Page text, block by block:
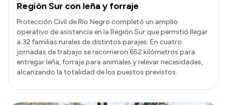
Región Sur con leña y forraje
Protección Civil de Río Negro completó un amplio
operativo de asistencia en la Región Sur que permitió llegar
a 32 familias rurales de distintos parajes. En cuatro
jornadas de trabajo se recorrieron 652 kilómetros para
entregar leña, forraje para animales y relevar necesidades,
alcanzando la totalidad de los puestos previstos.